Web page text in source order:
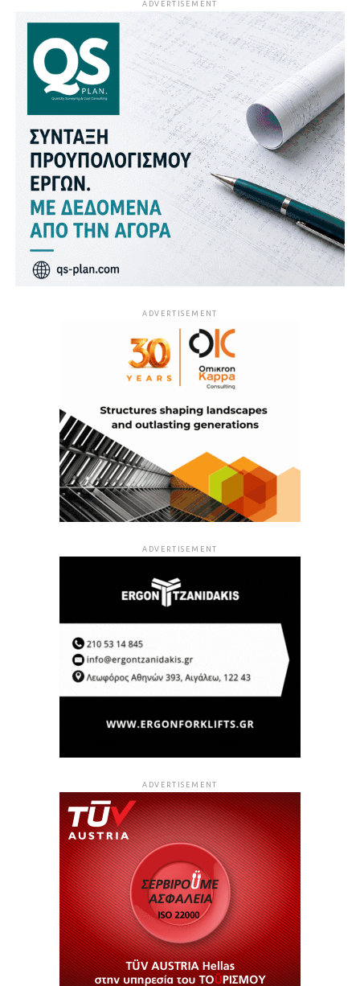
ADVERTISEMENT
ADVERTISEMENT
ADVERTISEMENT
ADVERTISEMENT